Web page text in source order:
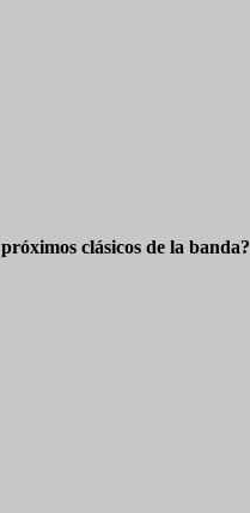
clásicos de la banda?